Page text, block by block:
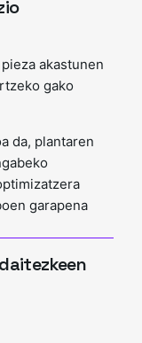
akastunen
gako
da, plantaren
garapena